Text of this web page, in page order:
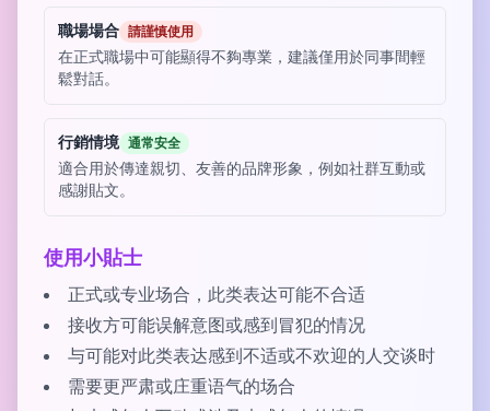
職場場合 請謹慎使用
在正式職場中可能顯得不夠專業，建議僅用於同事間輕
鬆對話。
行銷情境 通常安全
適合用於傳達親切、友善的品牌形象，例如社群互動或
感謝貼文。
使用小貼士
正式或专业场合，此类表达可能不合适
接收方可能误解意图或感到冒犯的情况
与可能对此类表达感到不适或不欢迎的人交谈时
需要更严肃或庄重语气的场合